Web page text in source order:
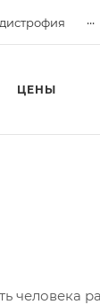
...
ЦЕНЫ